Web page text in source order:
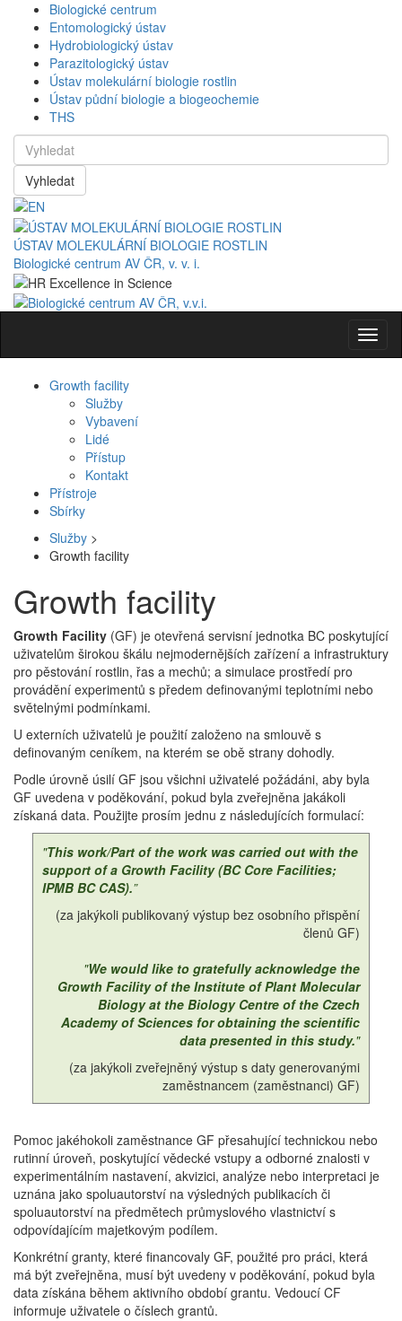
Biologické centrum
Entomologický ústav
Hydrobiologický ústav
Parazitologický ústav
Ústav molekulární biologie rostlin
Ústav půdní biologie a biogeochemie
THS
Vyhledat
ÚSTAV MOLEKULÁRNÍ BIOLOGIE ROSTLIN
Biologické centrum AV ČR, v. v. i.
Growth facility
Služby
Vybavení
Lidé
Přístup
Kontakt
Přístroje
Sbírky
Služby >
Growth facility
Growth facility
Growth Facility (GF) je otevřená servisní jednotka BC poskytující
uživatelům širokou škálu nejmodernějších zařízení a infrastruktury
pro pěstování rostlin, řas a mechů; a simulace prostředí pro
provádění experimentů s předem definovanými teplotními nebo
světelnými podmínkami.
U externích uživatelů je použití založeno na smlouvě s
definovaným ceníkem, na kterém se obě strany dohodly.
Podle úrovně úsilí GF jsou všichni uživatelé požádáni, aby byla
GF uvedena v poděkování, pokud byla zveřejněna jakákoli
získaná data. Použijte prosím jednu z následujících formulací:
"This work/Part of the work was carried out with the
support of a Growth Facility (BC Core Facilities;
IPMB BC CAS).”
(za jakýkoli publikovaný výstup bez osobního přispění
členů GF)
"We would like to gratefully acknowledge the
Growth Facility of the Institute of Plant Molecular
Biology at the Biology Centre of the Czech
Academy of Sciences for obtaining the scientific
data presented in this study."
(za jakýkoli zveřejněný výstup s daty generovanými
zaměstnancem (zaměstnanci) GF)
Pomoc jakéhokoli zaměstnance GF přesahující technickou nebo
rutinní úroveň, poskytující vědecké vstupy a odborné znalosti v
experimentálním nastavení, akvizici, analýze nebo interpretaci je
uznána jako spoluautorství na výsledných publikacích či
spoluautorství na předmětech průmyslového vlastnictví s
odpovídajícím majetkovým podílem.
Konkrétní granty, které financovaly GF, použité pro práci, která
má být zveřejněna, musí být uvedeny v poděkování, pokud byla
data získána během aktivního období grantu. Vedoucí CF
informuje uživatele o číslech grantů.